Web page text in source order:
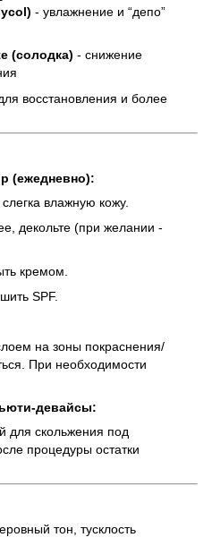
- увлажнение и “депо”
(солодка) - снижение
восстановления и более
(ежедневно):
влажную кожу.
декольте (при желании -
кремом.
SPF.
на зоны покраснения/
При необходимости
девайсы:
для скольжения под
процедуры остатки
тон, тусклость